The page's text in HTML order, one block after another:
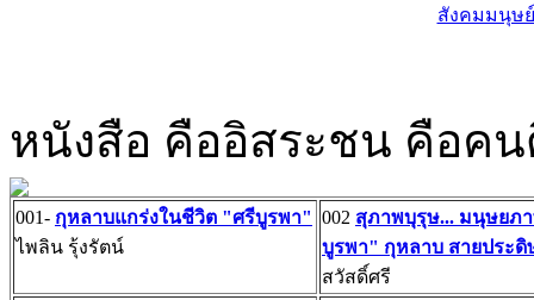
สังคมมนุษย์
หนังสือ คืออิสระชน คือค
001- กุหลาบแกร่งในชีวิต "ศรีบูรพา"
ไพลิน รุ้งรัตน์
002 สุภาพบุรุษ... มนุษยภ
บูรพา" กุหลาบ สายประดิ
สวัสดิ์ศรี